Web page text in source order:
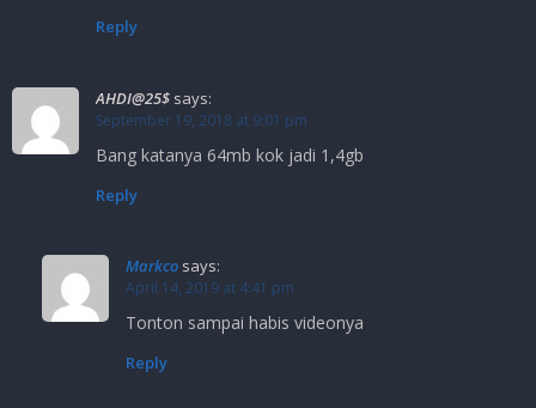
Reply
AHDI@25$ says:
September 19, 2018 at 9:01 pm
Bang katanya 64mb kok jadi 1,4gb
Reply
Markco says:
April 14, 2019 at 4:41 pm
Tonton sampai habis videonya
Reply